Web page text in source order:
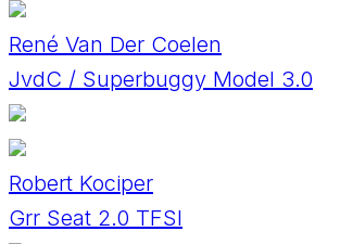
René Van Der Coelen
JvdC / Superbuggy Model 3.0
Robert Kociper
Grr Seat 2.0 TFSI